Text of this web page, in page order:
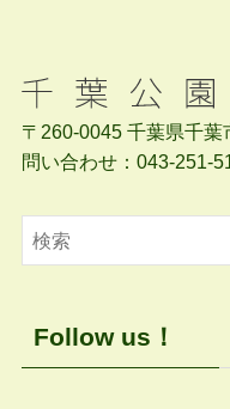
〒260-0045 千葉県千
問い合わせ：043-251-
Follow us！